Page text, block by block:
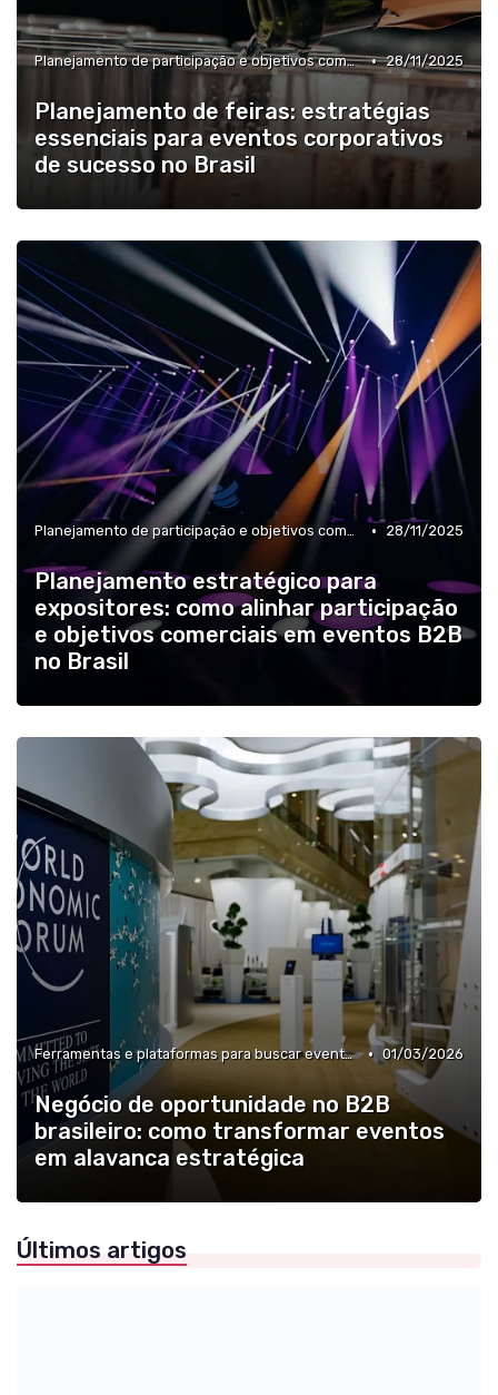
Planejamento de participação e objetivos comerciais • 28/11/2025
Planejamento de feiras: estratégias
essenciais para eventos corporativos
de sucesso no Brasil
Planejamento de participação e objetivos comerciais • 28/11/2025
Planejamento estratégico para
expositores: como alinhar participação
e objetivos comerciais em eventos B2B
no Brasil
Ferramentas e plataformas para buscar eventos B2B • 01/03/2026
Negócio de oportunidade no B2B
brasileiro: como transformar eventos
em alavanca estratégica
Últimos artigos